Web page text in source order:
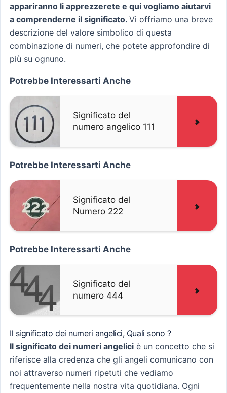
appariranno li apprezzerete e qui vogliamo aiutarvi
a comprenderne il significato.Vi offriamo una breve
descrizione del valore simbolico di questa
combinazione di numeri, che potete approfondire di
più su ognuno.
Potrebbe Interessarti Anche
Significato del
numero angelico 111
Potrebbe Interessarti Anche
Significato del
Numero 222
Potrebbe Interessarti Anche
Significato del
numero 444
Il significato dei numeri angelici, Quali sono ?
Il significato dei numeri angelici è un concetto che si
riferisce alla credenza che gli angeli comunicano con
noi attraverso numeri ripetuti che vediamo
frequentemente nella nostra vita quotidiana. Ogni